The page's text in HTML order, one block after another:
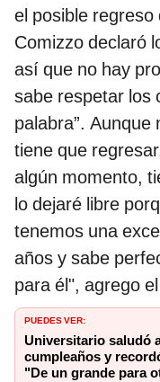
el posible regreso
Comizzo declaró
así que no hay
sabe respetar los
palabra”. Aunque
tiene que
algún momento,
lo dejaré libre
tenemos una
años y sabe
para él", agrego
PUEDES VER:
Universitario saludó
cumpleaños y
"De un grande para